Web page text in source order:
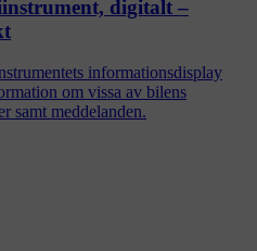
digitalt –
informationsdisplay
om vissa av bilens
samt meddelanden.